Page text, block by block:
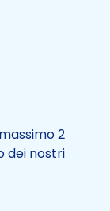
2
dei nostri